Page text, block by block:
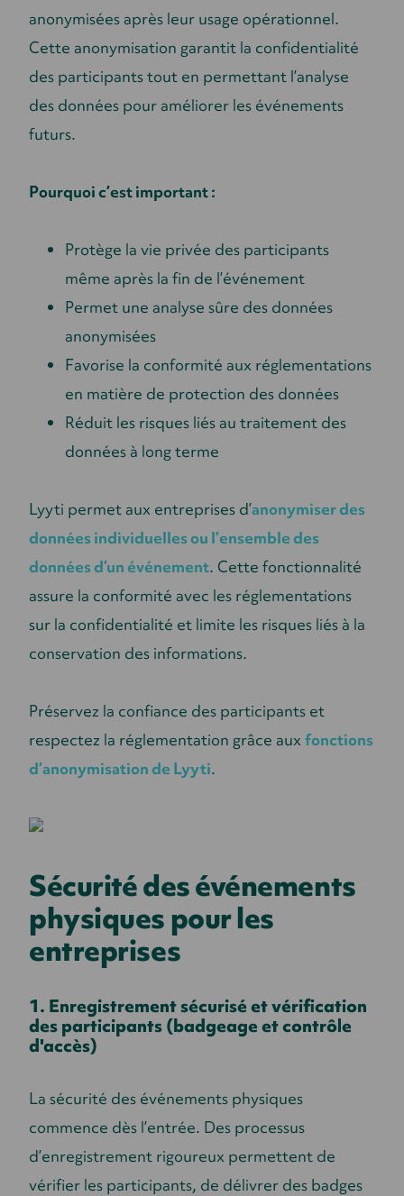
anonymisées après leur usage opérationnel.
Cette anonymisation garantit la confidentialité
des participants tout en permettant l’analyse
des données pour améliorer les événements
futurs.
Pourquoi c’est important :
Protège la vie privée des participants
même après la fin de l’événement
Permet une analyse sûre des données
anonymisées
Favorise la conformité aux réglementations
en matière de protection des données
Réduit les risques liés au traitement des
données à long terme
Lyyti permet aux entreprises d’anonymiser des
données individuelles ou l’ensemble des
données d’un événement. Cette fonctionnalité
assure la conformité avec les réglementations
sur la confidentialité et limite les risques liés à la
conservation des informations.
Préservez la confiance des participants et
respectez la réglementation grâce auxfonctions
d’anonymisation de Lyyti.
Sécurité des événements
physiques pour les
entreprises
1. Enregistrement sécurisé et vérification
des participants (badgeage et contrôle
d'accès)
La sécurité des événements physiques
commence dès l’entrée. Des processus
d’enregistrement rigoureux permettent de
vérifier les participants, de délivrer des badges